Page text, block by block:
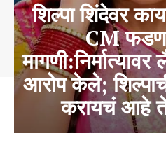
शिल्पा शिंदेवर
CM
आरोप केले;
करायचं आहे